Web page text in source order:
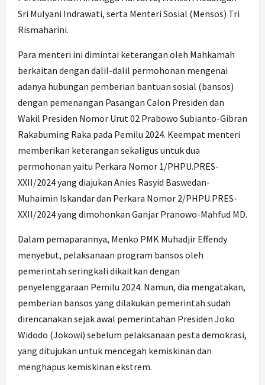
Sri Mulyani Indrawati, serta Menteri Sosial (Mensos) Tri
Rismaharini.
Para menteri ini dimintai keterangan oleh Mahkamah
berkaitan dengan dalil-dalil permohonan mengenai
adanya hubungan pemberian bantuan sosial (bansos)
dengan pemenangan Pasangan Calon Presiden dan
Wakil Presiden Nomor Urut 02 Prabowo Subianto-Gibran
Rakabuming Raka pada Pemilu 2024. Keempat menteri
memberikan keterangan sekaligus untuk dua
permohonan yaitu Perkara Nomor 1/PHPU.PRES-
XXII/2024 yang diajukan Anies Rasyid Baswedan-
Muhaimin Iskandar dan Perkara Nomor 2/PHPU.PRES-
XXII/2024 yang dimohonkan Ganjar Pranowo-Mahfud MD.
Dalam pemaparannya, Menko PMK Muhadjir Effendy
menyebut, pelaksanaan program bansos oleh
pemerintah seringkali dikaitkan dengan
penyelenggaraan Pemilu 2024. Namun, dia mengatakan,
pemberian bansos yang dilakukan pemerintah sudah
direncanakan sejak awal pemerintahan Presiden Joko
Widodo (Jokowi) sebelum pelaksanaan pesta demokrasi,
yang ditujukan untuk mencegah kemiskinan dan
menghapus kemiskinan ekstrem.